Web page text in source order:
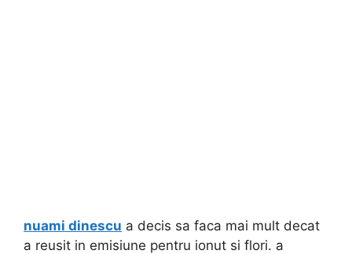
nuami dinescu a decis sa faca mai mult decat
a reusit in emisiune pentru ionut si flori. a